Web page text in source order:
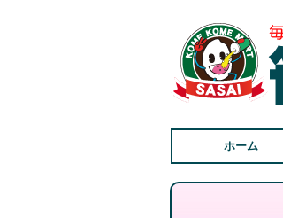
ホーム